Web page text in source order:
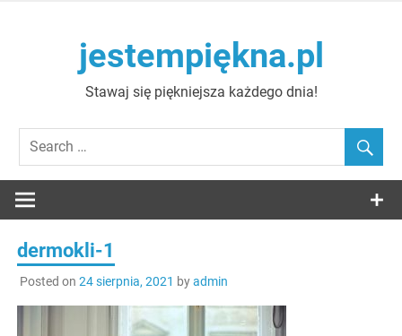
jestempiękna.pl
Stawaj się piękniejsza każdego dnia!
dermokli-1
Posted on 24 sierpnia, 2021 byadmin